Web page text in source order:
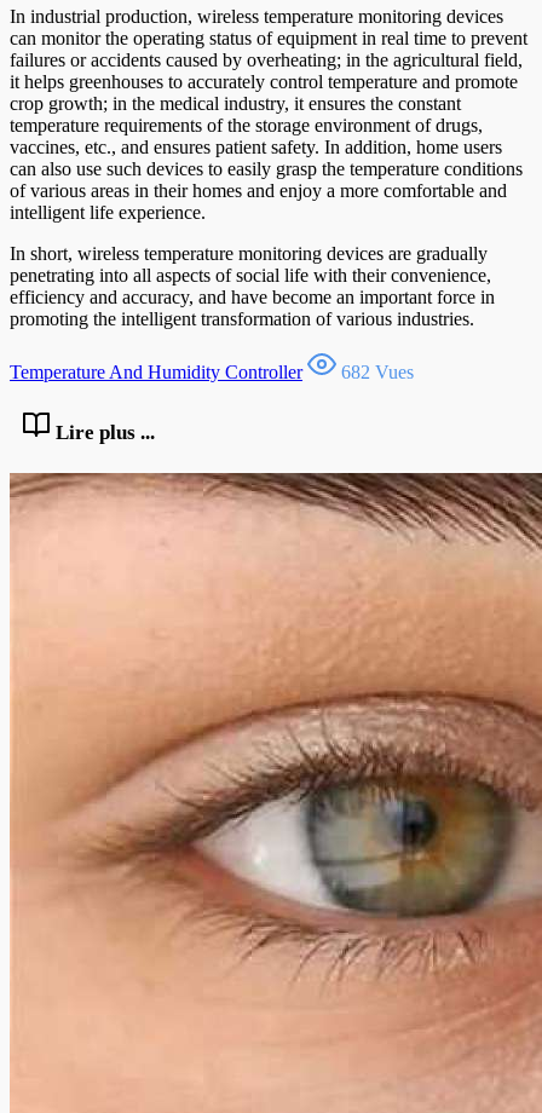
In industrial production, wireless temperature monitoring devices
can monitor the operating status of equipment in real time to prevent
failures or accidents caused by overheating; in the agricultural field,
it helps greenhouses to accurately control temperature and promote
crop growth; in the medical industry, it ensures the constant
temperature requirements of the storage environment of drugs,
vaccines, etc., and ensures patient safety. In addition, home users
can also use such devices to easily grasp the temperature conditions
of various areas in their homes and enjoy a more comfortable and
intelligent life experience.
In short, wireless temperature monitoring devices are gradually
penetrating into all aspects of social life with their convenience,
efficiency and accuracy, and have become an important force in
promoting the intelligent transformation of various industries.
Temperature And Humidity Controller 682 Vues
Lire plus ...